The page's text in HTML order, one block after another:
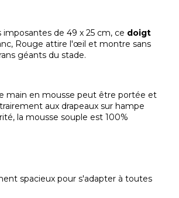
de 49 x 25 cm, ce doigt
Rouge attire l'œil et montre sans
géants du stade.
main en mousse peut être portée et
aux drapeaux sur hampe
la mousse souple est 100%
spacieux pour s'adapter à toutes